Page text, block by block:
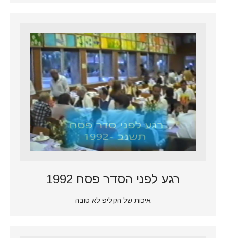
רגע לפני הסדר פסח 1992
איכות של הקליפ לא טובה